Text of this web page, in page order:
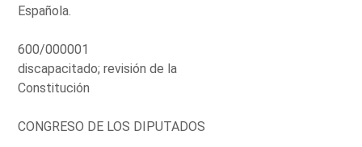
Española.
600/000001
discapacitado; revisión de la
Constitución
CONGRESO DE LOS DIPUTADOS